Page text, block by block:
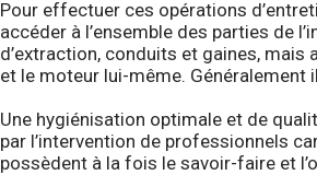
Pour effectuer ces opérations
accéder à l’ensemble des parties de
d’extraction, conduits et gaines, mais
et le moteur lui-même. Généralement
Une hygiénisation optimale et de
par l’intervention de professionnels
possèdent à la fois le savoir-faire et